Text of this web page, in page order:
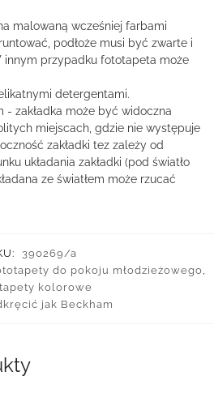
malowaną wcześniej farbami
podłoże musi być zwarte i
innym przypadku fototapeta może
detergentami.
- zakładka może być widoczna
miejscach, gdzie nie występuje
zakładki tez zależy od
układania zakładki (pod światło
ze światłem może rzucać
390269/a
do pokoju młodzieżowego,
kolorowe
jak Beckham